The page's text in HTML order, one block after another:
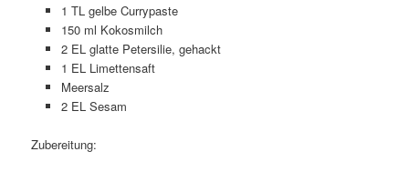
1 TL gelbe Currypaste
150 ml Kokosmilch
2 EL glatte Petersilie, gehackt
1 EL Limettensaft
Meersalz
2 EL Sesam
Zubereitung: